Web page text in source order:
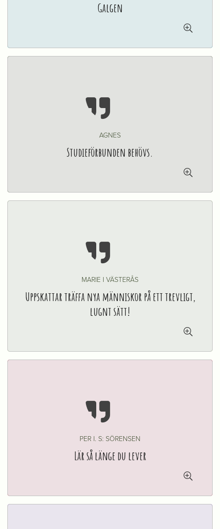

Galgen


AGNES
Studieförbunden behövs.


MARIE I VÄSTERÅS
Uppskattar träffa nya människor på ett trevligt,
lugnt sätt!


PER I. S: SÖRENSEN
Lär så länge du lever